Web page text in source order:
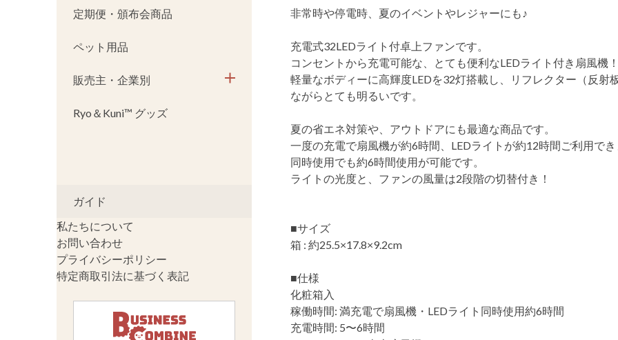
非常時や停電時、夏のイベントやレジャーにも♪
充電式32LEDライト付卓上ファンです。
コンセントから充電可能な、とても便利なLEDライト付き扇風機！
軽量なボディーに高輝度LEDを32灯搭載し、リフレクター（反射
ながらとても明るいです。
夏の省エネ対策や、アウトドアにも最適な商品です。
一度の充電で扇風機が約6時間、LEDライトが約12時間ご利用でき
同時使用でも約6時間使用が可能です。
ライトの光度と、ファンの風量は2段階の切替付き！
■サイズ
箱 : 約25.5×17.8×9.2cm
■仕様
化粧箱入
稼働時間: 満充電で扇風機・LEDライト同時使用約6時間
充電時間: 5〜6時間
定期便・頒布会商品
ペット用品
販売主・企業別
Ryo＆Kuni™ グッズ
ガイド
私たちについて
お問い合わせ
プライバシーポリシー
特定商取引法に基づく表記